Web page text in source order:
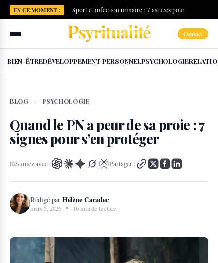
EN CE MOMENT :
Sport et infection urinaire : 7 astuces pour
reprendre sans risque
Contact
BIEN-ÊTREDÉVELOPPEMENT PERSONNELPSYCHOLOGIE
BLOG › PSYCHOLOGIE
Quand le PN a peur de sa proie : 7
signes pour s’en protéger
Résumez avec : Partager :
Rédigé par Hélène Caradec
mars 5, 2026 • 16 min de lecture